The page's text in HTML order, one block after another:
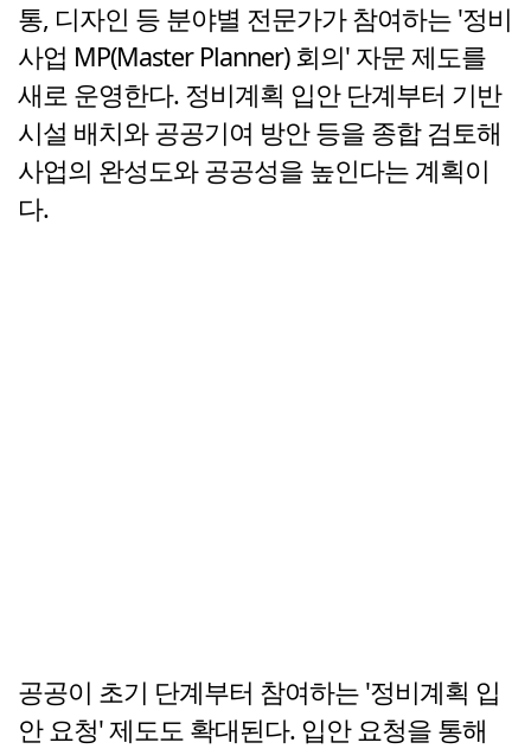
통, 디자인 등 분야별 전문가가 참여하는 '정비
사업 MP(Master Planner) 회의' 자문 제도를
새로 운영한다. 정비계획 입안 단계부터 기반
시설 배치와 공공기여 방안 등을 종합 검토해
사업의 완성도와 공공성을 높인다는 계획이
다.
공공이 초기 단계부터 참여하는 '정비계획 입
안 요청' 제도도 확대된다. 입안 요청을 통해